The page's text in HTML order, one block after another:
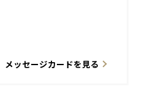
メッセージカードを見る